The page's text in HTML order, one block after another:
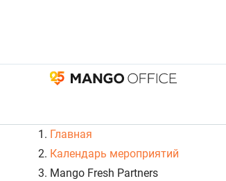
Главная
Календарь мероприятий
Mango Fresh Partners